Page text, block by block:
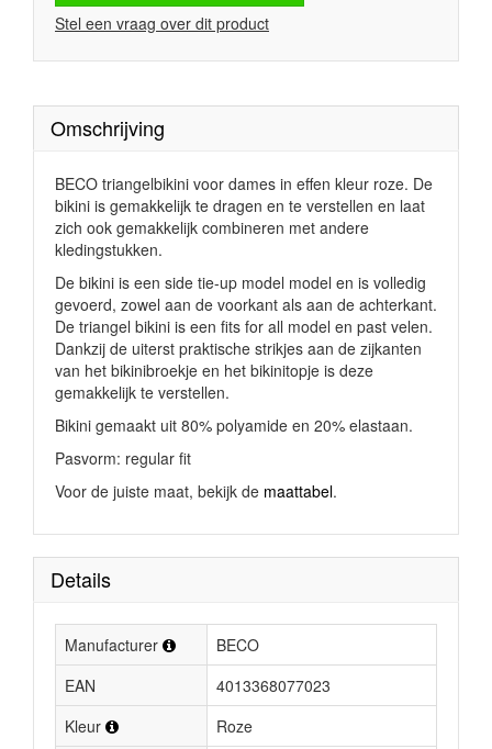
Stel een vraag over dit product
Omschrijving
BECO triangelbikini voor dames in effen kleur roze. De
bikini is gemakkelijk te dragen en te verstellen en laat
zich ook gemakkelijk combineren met andere
kledingstukken.
De bikini is een side tie-up model model en is volledig
gevoerd, zowel aan de voorkant als aan de achterkant.
De triangel bikini is een fits for all model en past velen.
Dankzij de uiterst praktische strikjes aan de zijkanten
van het bikinibroekje en het bikinitopje is deze
gemakkelijk te verstellen.
Bikini gemaakt uit 80% polyamide en 20% elastaan.
Pasvorm: regular fit
Voor de juiste maat, bekijk de maattabel.
Details
Manufacturer
BECO
EAN
4013368077023
Kleur
Roze